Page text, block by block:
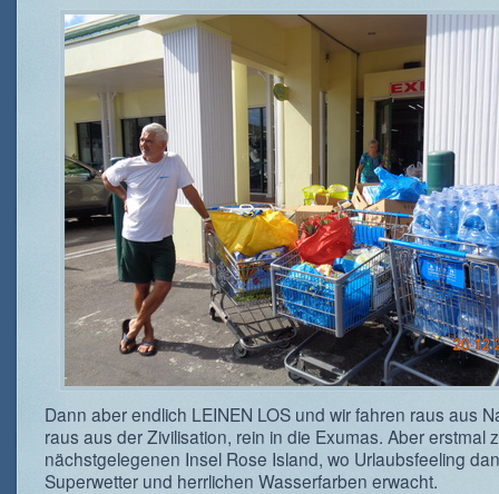
Dann aber endlich LEINEN LOS und wir fahren raus aus
raus aus der Zivilisation, rein in die Exumas. Aber erstmal
nächstgelegenen Insel Rose Island, wo Urlaubsfeeling
Superwetter und herrlichen Wasserfarben erwacht.